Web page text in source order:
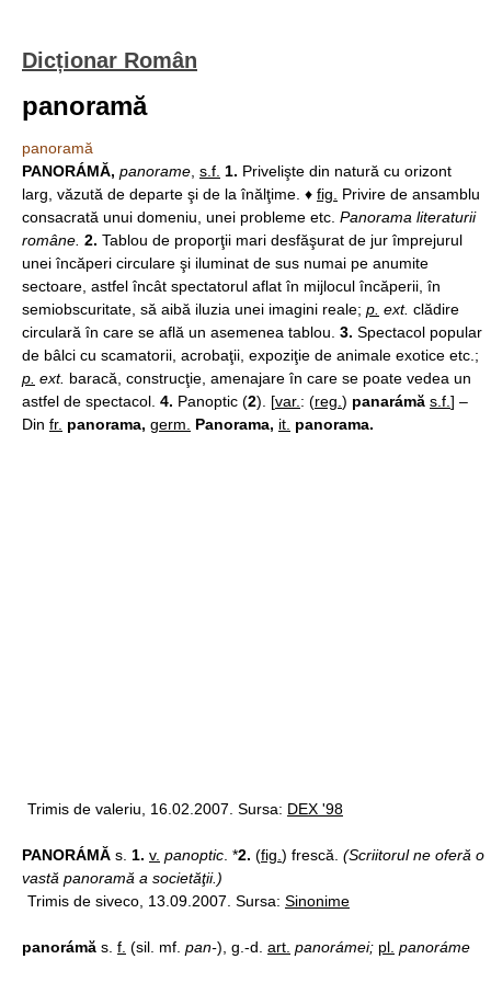
Dicționar Român
panoramă
panoramă
PANORÁMĂ, panorame s.f. 1. Privelişte din natură cu orizont
larg, văzută de departe şi de la înălţime. ♦ fig.
Privire de ansamblu
consacrată unui domeniu, unei probleme etc. Panorama literaturii
române. 2. Tablou de proporţii mari desfăşurat de jur împrejurul
unei încăperi circulare şi iluminat de sus numai pe anumite
sectoare, astfel încât spectatorul aflat în mijlocul încăperii, în
semiobscuritate, să aibă iluzia unei imagini reale; p. ext. clădire
circulară în care se află un asemenea tablou. 3. Spectacol popular
de bâlci cu scamatorii, acrobaţii, expoziţie de animale exotice etc.;
p. ext. baracă, construcţie, amenajare în care se poate vedea un
astfel de spectacol. 4. Panoptic (2). [var. : (reg. ) panarámă s.f. ] –
Din fr. panorama, germ. Panorama, it. panorama.
Trimis de valeriu, 16.02.2007. Sursa: DEX '98
PANORÁMĂ s. 1. v. panoptic . *2. (fig. ) frescă. (Scriitorul ne oferă o
vastă panoramă a societăţii.)
Trimis de siveco, 13.09.2007. Sursa: Sinonime
panorámă s. f. (sil. mf. pan-), g.-d. art. panorámei; pl. panoráme